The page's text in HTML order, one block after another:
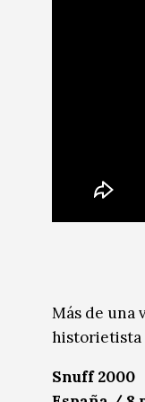
Más de una
historietista
Snuff 2000